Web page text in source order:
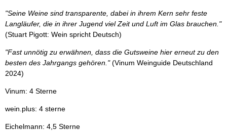
"Seine Weine sind transparente, dabei in ihrem Kern sehr feste
Langläufer, die in ihrer Jugend viel Zeit und Luft im Glas brauchen."
(Stuart Pigott: Wein spricht Deutsch)
"Fast unnötig zu erwähnen, dass die Gutsweine hier erneut zu den
besten des Jahrgangs gehören."(Vinum Weinguide Deutschland
2024)
Vinum: 4 Sterne
wein.plus: 4 sterne
Eichelmann: 4,5 Sterne